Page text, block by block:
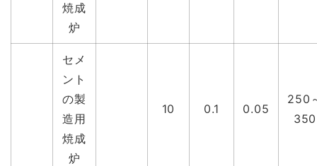
焼成
炉
セメ
ント
の製
造用
焼成
炉
10 0.1 0.05
250
350